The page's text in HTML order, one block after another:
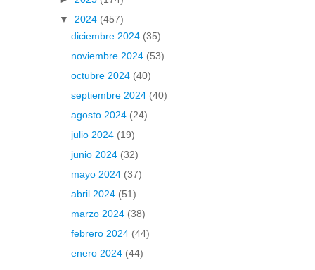
▼ 2024 (457)
diciembre 2024 (35)
noviembre 2024 (53)
octubre 2024 (40)
septiembre 2024 (40)
agosto 2024 (24)
julio 2024 (19)
junio 2024 (32)
mayo 2024 (37)
abril 2024 (51)
marzo 2024 (38)
febrero 2024 (44)
enero 2024 (44)